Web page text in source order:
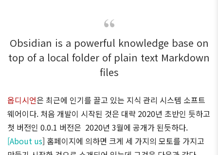
Obsidian is a powerful knowledge base on
top of a local folder of plain text Markdown
files
옵디시언은 최근에 인기를 끌고 있는 지식 관리 시스템 소프트
웨어이다. 처음 개발이 시작된 것은 대략 2020년 초반인 듯하고
첫 버전인 0.0.1 버전은 2020년 3월에 공개가 된듯하다.
[About us] 홈페이지에 의하면 크게 세 가지의 모토를 가지고